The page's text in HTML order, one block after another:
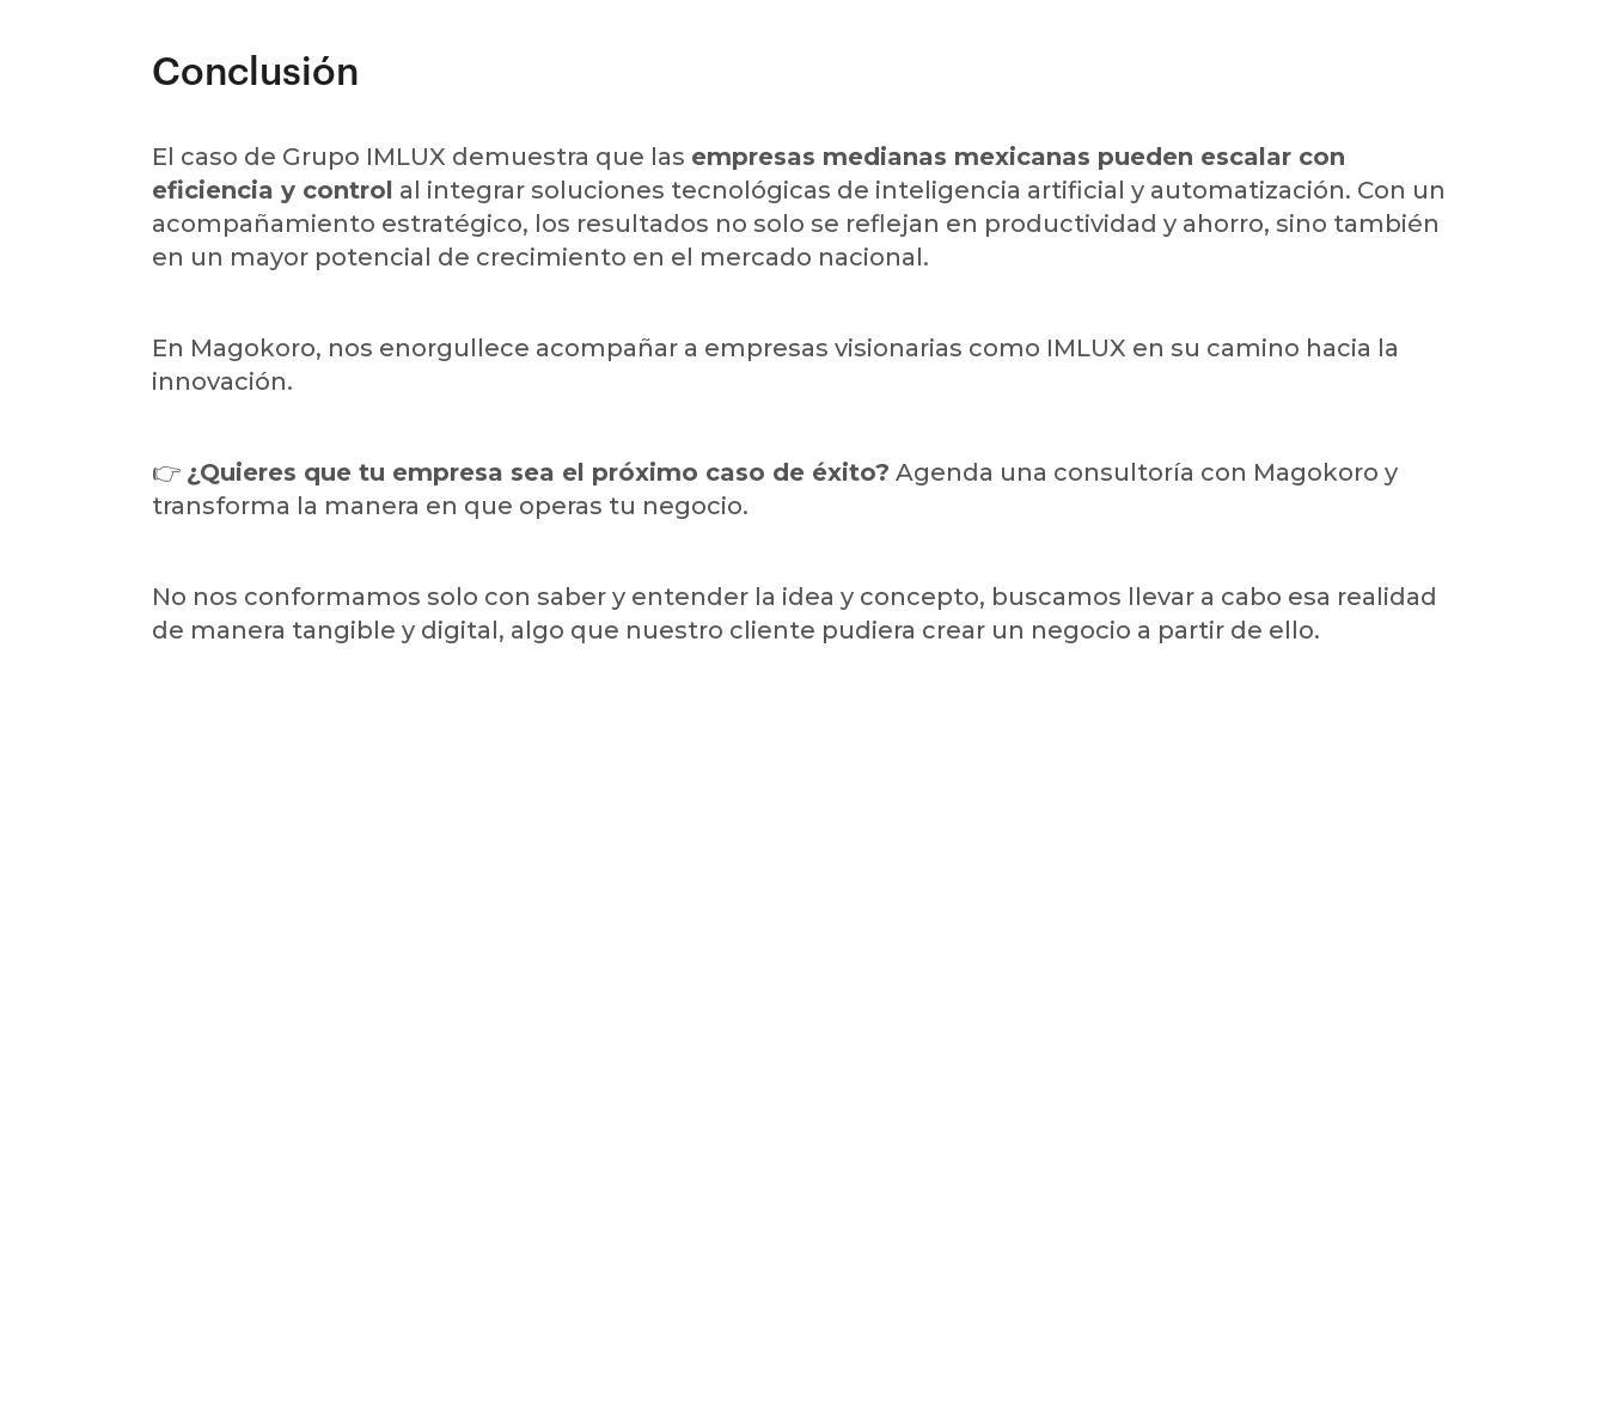
Conclusión
El caso de Grupo IMLUX demuestra que las empresas medianas mexicanas pueden escalar con
eficiencia y control al integrar soluciones tecnológicas de inteligencia artificial y automatización. Con un
acompañamiento estratégico, los resultados no solo se reflejan en productividad y ahorro, sino también
en un mayor potencial de crecimiento en el mercado nacional.
En Magokoro, nos enorgullece acompañar a empresas visionarias como IMLUX en su camino hacia la
innovación.
👉 ¿Quieres que tu empresa sea el próximo caso de éxito? Agenda una consultoría con Magokoro y
transforma la manera en que operas tu negocio.
No nos conformamos solo con saber y entender la idea y concepto, buscamos llevar a cabo esa realidad
de manera tangible y digital, algo que nuestro cliente pudiera crear un negocio a partir de ello.